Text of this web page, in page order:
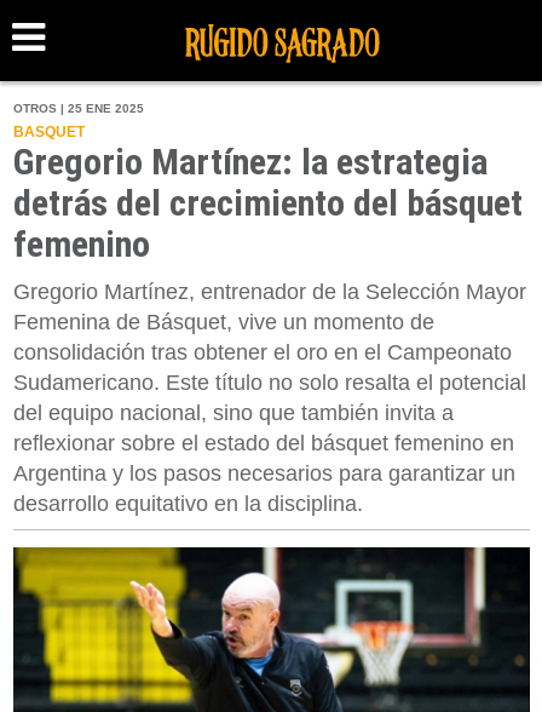
OTROS | 25 ENE 2025
BASQUET
Gregorio Martínez: la estrategia
detrás del crecimiento del básquet
femenino
Gregorio Martínez, entrenador de la Selección Mayor
Femenina de Básquet, vive un momento de
consolidación tras obtener el oro en el Campeonato
Sudamericano. Este título no solo resalta el potencial
del equipo nacional, sino que también invita a
reflexionar sobre el estado del básquet femenino en
Argentina y los pasos necesarios para garantizar un
desarrollo equitativo en la disciplina.